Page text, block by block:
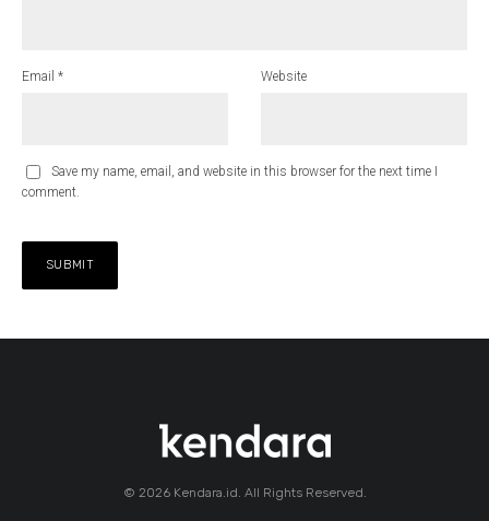
Email * Website
Save my name, email, and website in this browser for the next time I
comment.
© 2026 Kendara.id. All Rights Reserved.